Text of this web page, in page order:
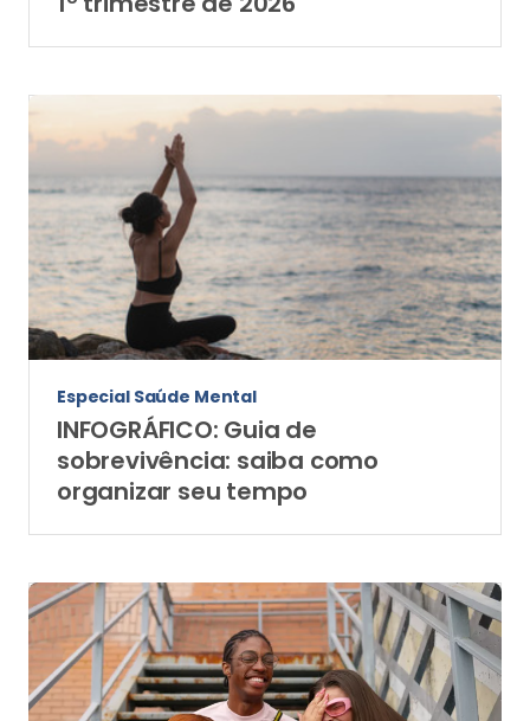
Especial Saúde Mental
INFOGRÁFICO: Guia de
sobrevivência: saiba como
organizar seu tempo